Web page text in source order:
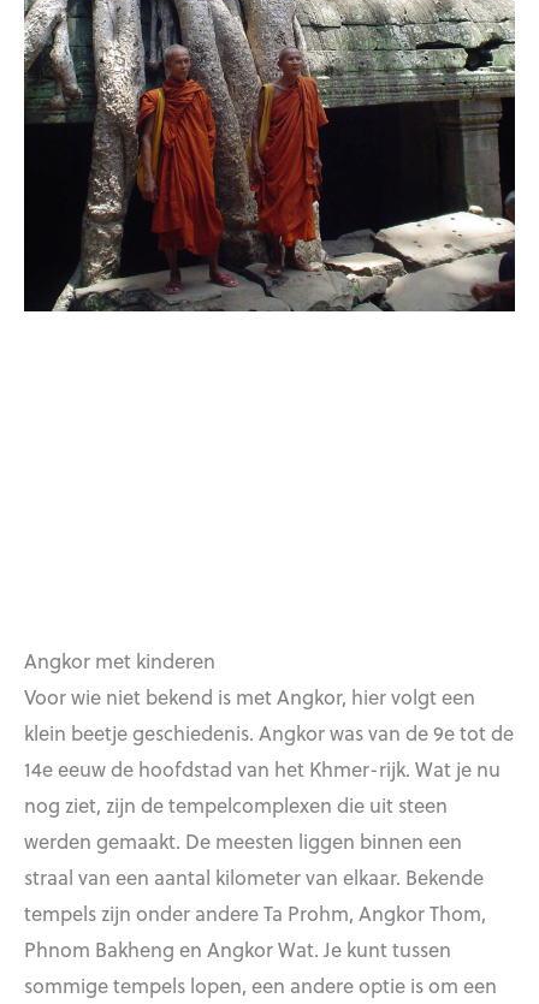
Angkor met kinderen
Voor wie niet bekend is met Angkor, hier volgt een
klein beetje geschiedenis. Angkor was van de 9e tot de
14e eeuw de hoofdstad van het Khmer-rijk. Wat je nu
nog ziet, zijn de tempelcomplexen die uit steen
werden gemaakt. De meesten liggen binnen een
straal van een aantal kilometer van elkaar. Bekende
tempels zijn onder andere Ta Prohm, Angkor Thom,
Phnom Bakheng en Angkor Wat. Je kunt tussen
sommige tempels lopen, een andere optie is om een